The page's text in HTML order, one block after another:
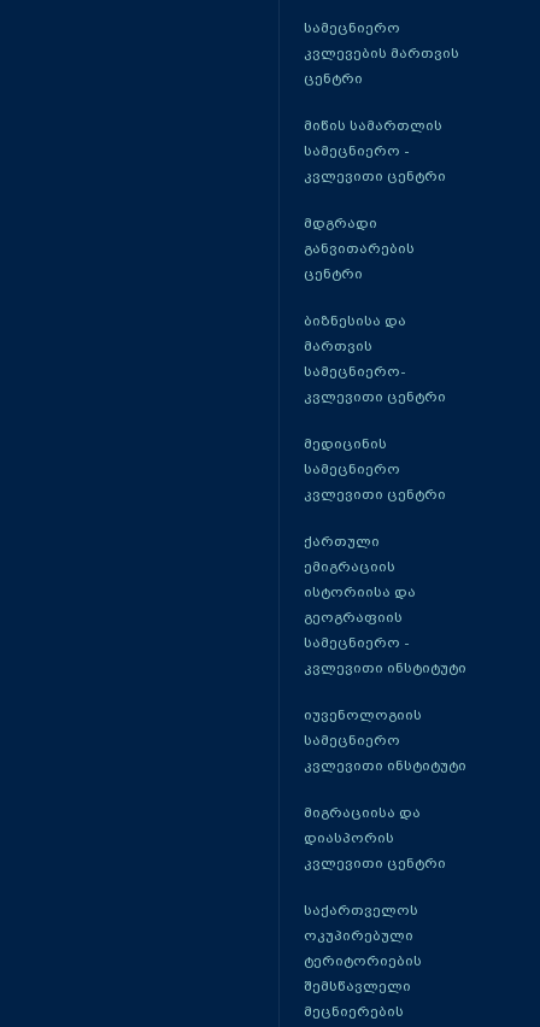
სამეცნიერო
კვლევების მართვის
ცენტრი
მიწის სამართლის
სამეცნიერო -
კვლევითი ცენტრი
მდგრადი
განვითარების
ცენტრი
ბიზნესისა და
მართვის
სამეცნიერო-
კვლევითი ცენტრი
მედიცინის
სამეცნიერო
კვლევითი ცენტრი
ქართული
ემიგრაციის
ისტორიისა და
გეოგრაფიის
სამეცნიერო -
კვლევითი ინსტიტუტი
იუვენოლოგიის
სამეცნიერო
კვლევითი ინსტიტუტი
მიგრაციისა და
დიასპორის
კვლევითი ცენტრი
საქართველოს
ოკუპირებული
ტერიტორიების
შემსწავლელი
მეცნიერების